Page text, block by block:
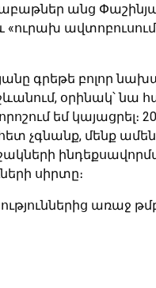
անց
«ուրախ
գրեթե բոլոր
օրինակ՝ նա
եմ կայացրել։
հետ չգնանք, մենք
սիրտը։
առաջ